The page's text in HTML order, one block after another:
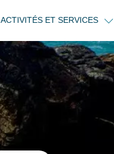
ACTIVITÉS ET SERVICES